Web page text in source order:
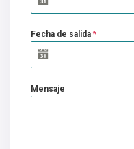
Fecha de salida *
Mensaje